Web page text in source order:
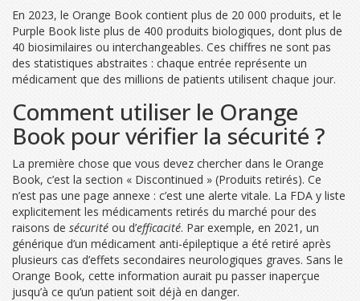
En 2023, le Orange Book contient plus de 20 000 produits, et le
Purple Book liste plus de 400 produits biologiques, dont plus de
40 biosimilaires ou interchangeables. Ces chiffres ne sont pas
des statistiques abstraites : chaque entrée représente un
médicament que des millions de patients utilisent chaque jour.
Comment utiliser le Orange
Book pour vérifier la sécurité ?
La première chose que vous devez chercher dans le Orange
Book, c’est la section « Discontinued » (Produits retirés). Ce
n’est pas une page annexe : c’est une alerte vitale. La FDA y liste
explicitement les médicaments retirés du marché pour des
raisons de sécurité ou d’efficacité. Par exemple, en 2021, un
générique d’un médicament anti-épileptique a été retiré après
plusieurs cas d’effets secondaires neurologiques graves. Sans le
Orange Book, cette information aurait pu passer inaperçue
jusqu’à ce qu’un patient soit déjà en danger.